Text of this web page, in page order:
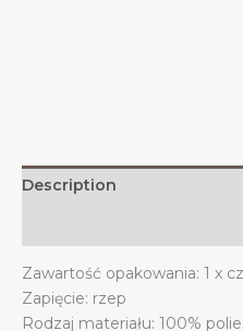
truckerka
quantity
Description
Zawartość opakowania: 1 x
Zapięcie: rzep
Rodzaj materiału: 100%